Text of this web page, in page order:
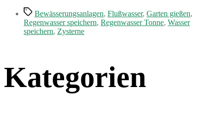
Garten
gießen“
Schlagwörter
Bewässerungsanlagen, Flußwasser, Garten gießen,
Regenwasser speichern, Regenwasser Tonne, Wasser
speichern, Zysterne
Kategorien